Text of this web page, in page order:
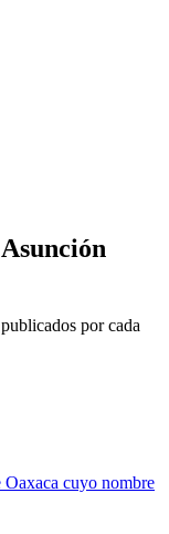
por cada
Oaxaca cuyo nombre